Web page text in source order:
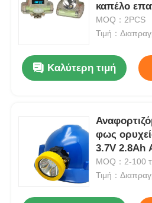
καπέλο
Lum
MOQ：2PCS
Τιμή：
Καλύτερη τιμή
φως
3.7V
καπάκι
MOQ：2-100
Τιμή：